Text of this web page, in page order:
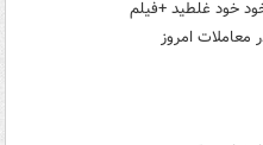
خود غلطید +فیلم